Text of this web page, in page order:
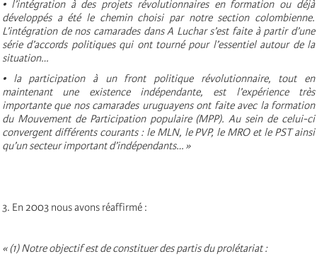
• l’intégration à des projets révolutionnaires en formation ou déjà
développés a été le chemin choisi par notre section colombienne.
L’intégration de nos camarades dans A Luchar s’est faite à partir d’une
série d’accords politiques qui ont tourné pour l’essentiel autour de la
situation…
• la participation à un front politique révolutionnaire, tout en
maintenant une existence indépendante, est l’expérience très
importante que nos camarades uruguayens ont faite avec la formation
du Mouvement de Participation populaire (MPP). Au sein de celui-ci
convergent différents courants : le MLN, le PVP, le MRO et le PST ainsi
qu’un secteur important d’indépendants… »
3. En 2003 nous avons réaffirmé :
« (1) Notre objectif est de constituer des partis du prolétariat :